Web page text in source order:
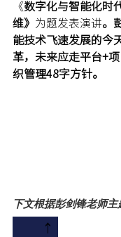
《数字化与智能化时
维》 为题发表演讲。
能技术飞速发展的今
革，未来应走平台+
织管理48字方针。
下文根据彭剑锋老师主
↑